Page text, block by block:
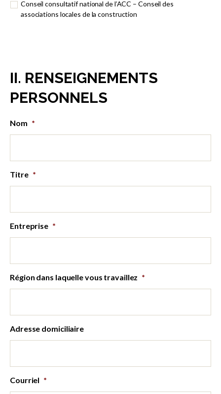
Conseil consultatif national de l’ACC – Conseil des
associations locales de la construction
II. RENSEIGNEMENTS
PERSONNELS
Nom *
Titre *
Entreprise *
Région dans laquelle vous travaillez *
Adresse domiciliaire
Courriel *